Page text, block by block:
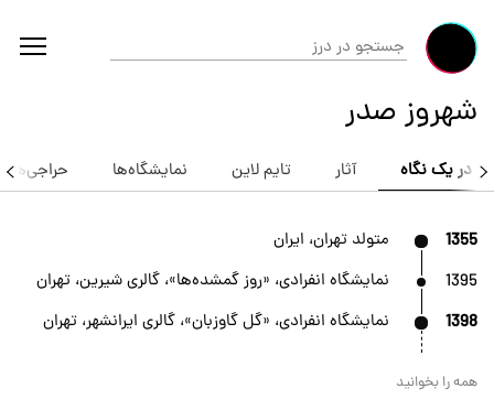
شهروز صدر
در یک نگاه آثار تایم لاین نمایشگاه‌ها حراجی‌ها
1355 متولد تهران، ایران
1395 نمایشگاه انفرادی، «روز گمشده‌ها»، گالری شیرین، تهران
1398 نمایشگاه انفرادی، «گل گاوزبان»، گالری ایرانشهر، تهران
همه را بخوانید